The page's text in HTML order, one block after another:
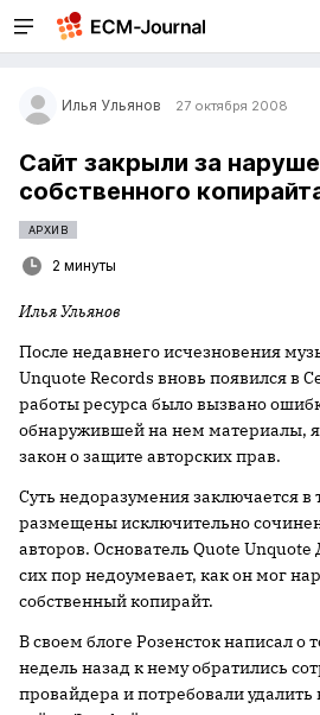
Илья Ульянов 27 октября 2008
Сайт закрыли за
собственного
АРХИВ
2 минуты
Илья Ульянов
После недавнего исчезновения
Unquote Records вновь появился в
работы ресурса было вызвано
обнаружившей на нем материалы,
закон о защите авторских прав.
Суть недоразумения заключается в
размещены исключительно
авторов. Основатель Quote
сих пор недоумевает, как он мог
собственный копирайт.
В своем блоге Розенсток написал о
недель назад к нему обратились
провайдера и потребовали удалить